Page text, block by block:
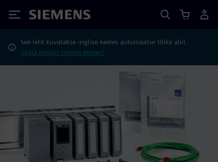
Siemens
See leht kuvatakse inglise keeles automaatse tõlke abil.
Vaata hoopis inglise keeles?